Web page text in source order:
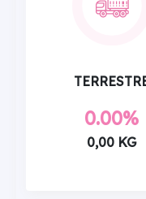
0.00%
0,00 KG